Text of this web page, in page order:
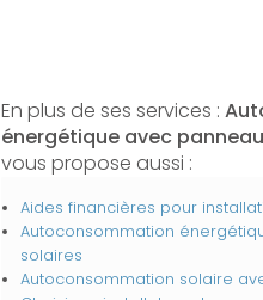
En plus de ses services :
énergétique avec
vous propose aussi :
Aides financières pour
Autoconsommation
solaires
Autoconsommation solaire